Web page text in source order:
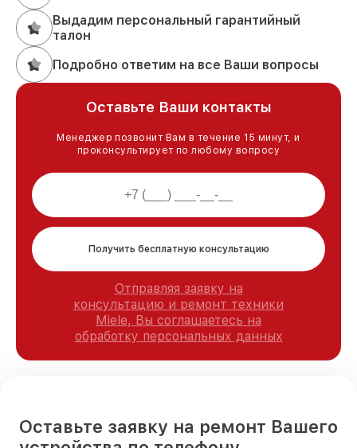
Выдадим персональный гарантийный
талон
Подробно ответим на все Ваши вопросы
Оставьте Ваши контакты
Менеджер позвонит Вам в течение 15 минут, и
проконсультирует по любому вопросу
Получить бесплатную консультацию
Отправляя заявку на
консультацию и ремонт техники
Miele, Вы соглашаетесь на
обработку персональных данных
Оставьте заявку на ремонт Вашего